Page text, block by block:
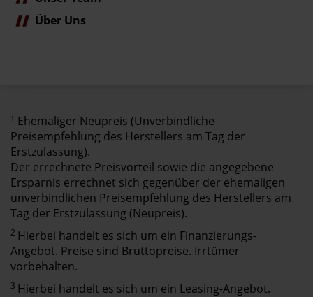
Über Uns
1 Ehemaliger Neupreis (Unverbindliche
Preisempfehlung des Herstellers am Tag der
Erstzulassung).
Der errechnete Preisvorteil sowie die angegebene
Ersparnis errechnet sich gegenüber der ehemaligen
unverbindlichen Preisempfehlung des Herstellers am
Tag der Erstzulassung (Neupreis).
2 Hierbei handelt es sich um ein Finanzierungs-
Angebot. Preise sind Bruttopreise. Irrtümer
vorbehalten.
3 Hierbei handelt es sich um ein Leasing-Angebot.